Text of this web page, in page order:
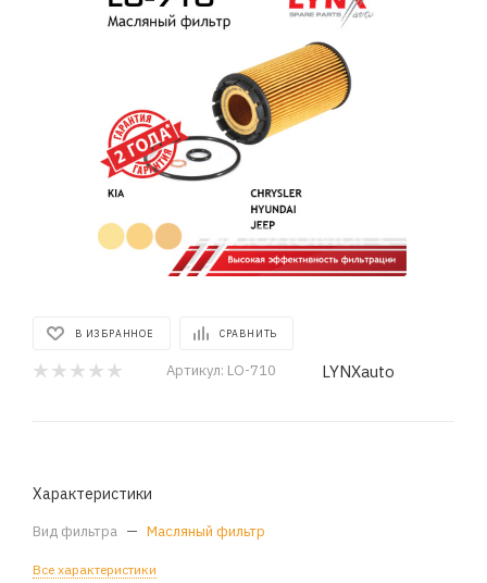
В ИЗБРАННОЕ СРАВНИТЬ
Артикул: LO-710 LYNXauto
Характеристики
Вид фильтра — Масляный фильтр
Все характеристики